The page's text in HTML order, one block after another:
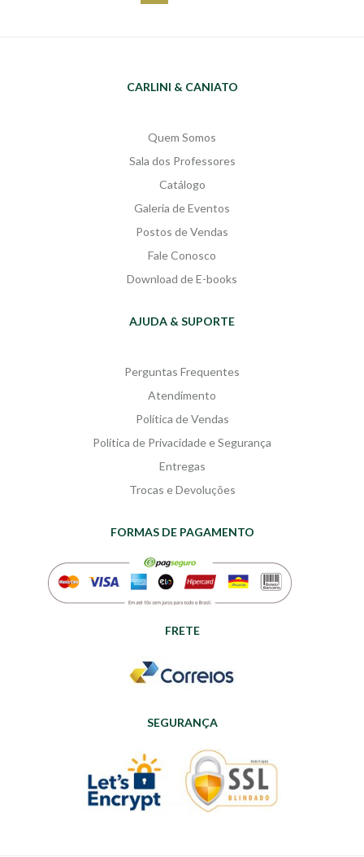
CARLINI & CANIATO
Quem Somos
Sala dos Professores
Catálogo
Galeria de Eventos
Postos de Vendas
Fale Conosco
Download de E-books
AJUDA & SUPORTE
Perguntas Frequentes
Atendimento
Política de Vendas
Política de Privacidade e Segurança
Entregas
Trocas e Devoluções
FORMAS DE PAGAMENTO
FRETE
SEGURANÇA